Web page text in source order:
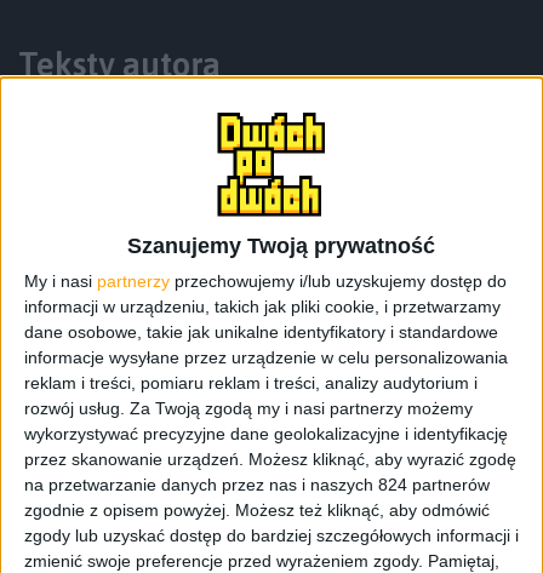
Szanujemy Twoją prywatność
My i nasi partnerzy przechowujemy i/lub uzyskujemy dostęp do
informacji w urządzeniu, takich jak pliki cookie, i przetwarzamy
dane osobowe, takie jak unikalne identyfikatory i standardowe
informacje wysyłane przez urządzenie w celu personalizowania
reklam i treści, pomiaru reklam i treści, analizy audytorium i
rozwój usług. Za Twoją zgodą my i nasi partnerzy możemy
wykorzystywać precyzyjne dane geolokalizacyjne i identyfikację
przez skanowanie urządzeń. Możesz kliknąć, aby wyrazić zgodę
na przetwarzanie danych przez nas i naszych 824 partnerów
zgodnie z opisem powyżej. Możesz też kliknąć, aby odmówić
zgody lub uzyskać dostęp do bardziej szczegółowych informacji i
zmienić swoje preferencje przed wyrażeniem zgody. Pamiętaj,
Teksty autora
Poradniki
Galaktyczny Poradnik Plus #4:
SwipeBack, CrappaLinks i Tinted Status
Bar – świetne moduły Xposed